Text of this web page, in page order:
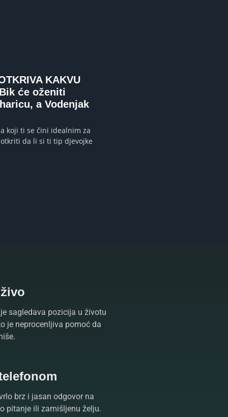
KAKVU
će oženiti
a Vodenjak
koji ti se čini idealnim za
da li si ti tip djevojke
sagledava pozicija u životu
je neprocenljiva pomoć da
brz i jasan odgovor na
pitanje ili zamišljenu želju.